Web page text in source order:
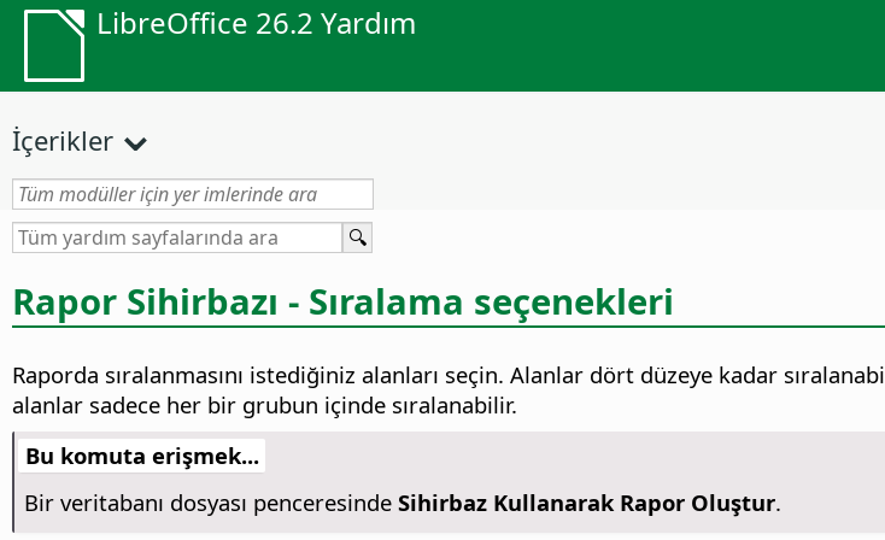
LibreOffice 26.2 Yardım
İçerikler
Rapor Sihirbazı - Sıralama seçenekleri
Raporda sıralanmasını istediğiniz alanları seçin. Alanlar dört düzeye kadar
alanlar sadece her bir grubun içinde sıralanabilir.
Bu komuta erişmek...
Bir veritabanı dosyası penceresinde Sihirbaz Kullanarak Rapor Oluştur.